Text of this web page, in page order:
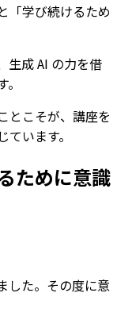
「学び続けるため
生成 AI の力を借
とこそが、講座を
います。
ために意識
した。その度に意